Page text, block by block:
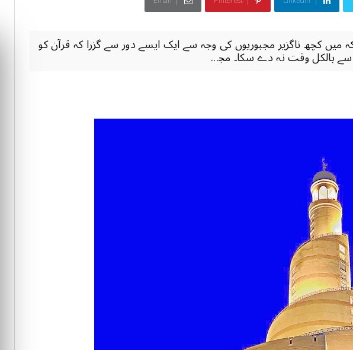
ﮐﭽﮫ ﻧﺎﮔﺰﯾﺮ ﻣﺠﺒﻮﺭﯾﻮﮞ ﮐﯽ ﻭﺟﮧ ﺳﮯ ﺍﯾﮏ ﺍﯾﺴﮯ ﺩﻭﺭ ﺳﮯ ﮔﺰﺭﺍ ﮐﮧ ﻗﺮﺁﻥ ﮐﻮ
ﺑﺎﻟﮑﻞ ﻭﻗﺖ ﻧﮧ ﺩﮮ ﺳﮑﺎ۔ ﻣﺠ...